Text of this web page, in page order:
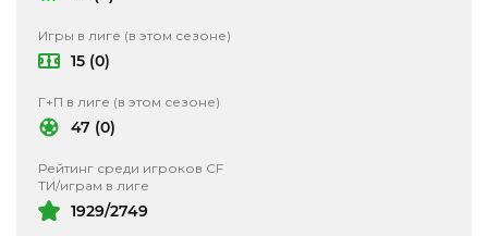
Игры в лиге (в этом сезоне)
15 (0)
Г+П в лиге (в этом сезоне)
47 (0)
Рейтинг среди игроков CF
ТИ/играм в лиге
1929/2749